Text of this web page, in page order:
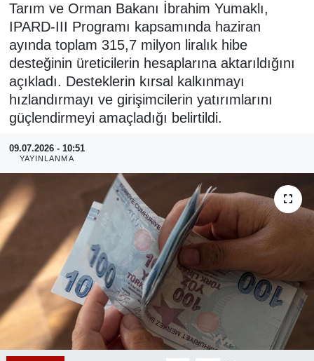
Tarım ve Orman Bakanı İbrahim Yumaklı,
IPARD-III Programı kapsamında haziran
ayında toplam 315,7 milyon liralık hibe
desteğinin üreticilerin hesaplarına aktarıldığını
açıkladı. Desteklerin kırsal kalkınmayı
hızlandırmayı ve girişimcilerin yatırımlarını
güçlendirmeyi amaçladığı belirtildi.
09.07.2026 - 10:51
YAYINLANMA
SPOR
ASAYİŞ
RESMİ REKLAM
Son Dakika Haberleri
Haber Arşivi